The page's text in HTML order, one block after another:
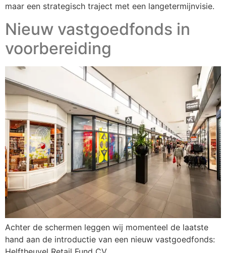
maar een strategisch traject met een langetermijnvisie.
Nieuw vastgoedfonds in
voorbereiding
Achter de schermen leggen wij momenteel de laatste
hand aan de introductie van een nieuw vastgoedfonds: